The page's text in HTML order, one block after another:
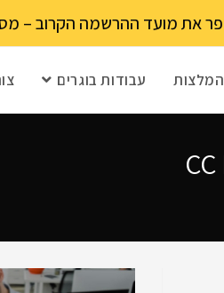
המלצות עבודות בוגרים